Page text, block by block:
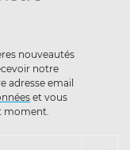
nouveautés
notre
adresse email
et vous
moment.